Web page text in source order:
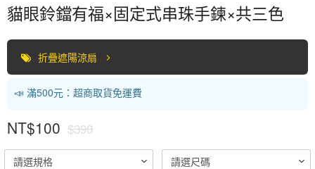
貓眼鈴鐺有福×固定式串珠手鍊×共三色
折疊遮陽涼扇
📣 滿500元：超商取貨免運費
NT$100 $390
請選規格 請選尺碼